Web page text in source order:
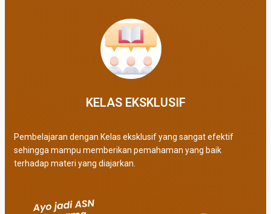
KELAS EKSKLUSIF​
Pembelajaran dengan Kelas eksklusif yang sangat efektif
sehingga mampu memberikan pemahaman yang baik
terhadap materi yang diajarkan.